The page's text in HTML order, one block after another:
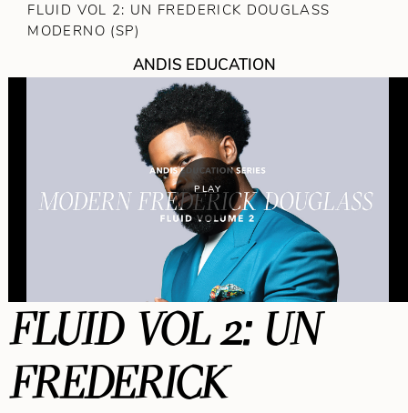
FLUID VOL 2: UN FREDERICK DOUGLASS
MODERNO (SP)
ANDIS EDUCATION
PLAY
FLUID VOL 2: UN
FREDERICK